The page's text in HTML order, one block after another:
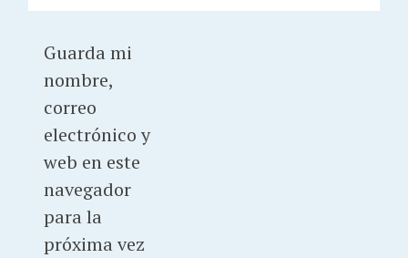
Guarda mi
nombre,
correo
electrónico y
web en este
navegador
para la
próxima vez